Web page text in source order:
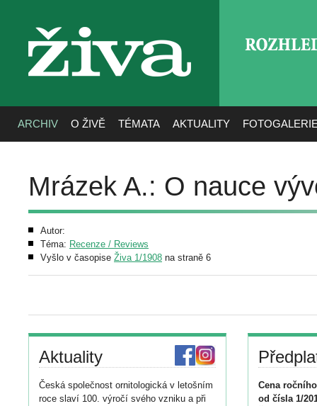
živa
ARCHIV O ŽIVĚ TÉMATA AKTUALITY
Mrázek A.: O nauce
Autor:
Téma: Recenze / Reviews
Vyšlo v časopise Živa 1/1908 na straně 6
Aktuality
Česká společnost ornitologická v letošním
roce slaví 100. výročí svého vzniku a při
Cena
od čísla 1/